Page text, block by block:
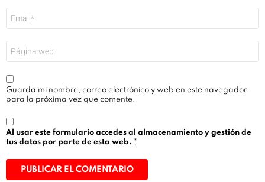
electrónico
*
Guarda mi nombre, correo electrónico y web en este navegador
para la próxima vez que comente.
Al usar este formulario accedes al almacenamiento y gestión de
tus datos por parte de esta web. *